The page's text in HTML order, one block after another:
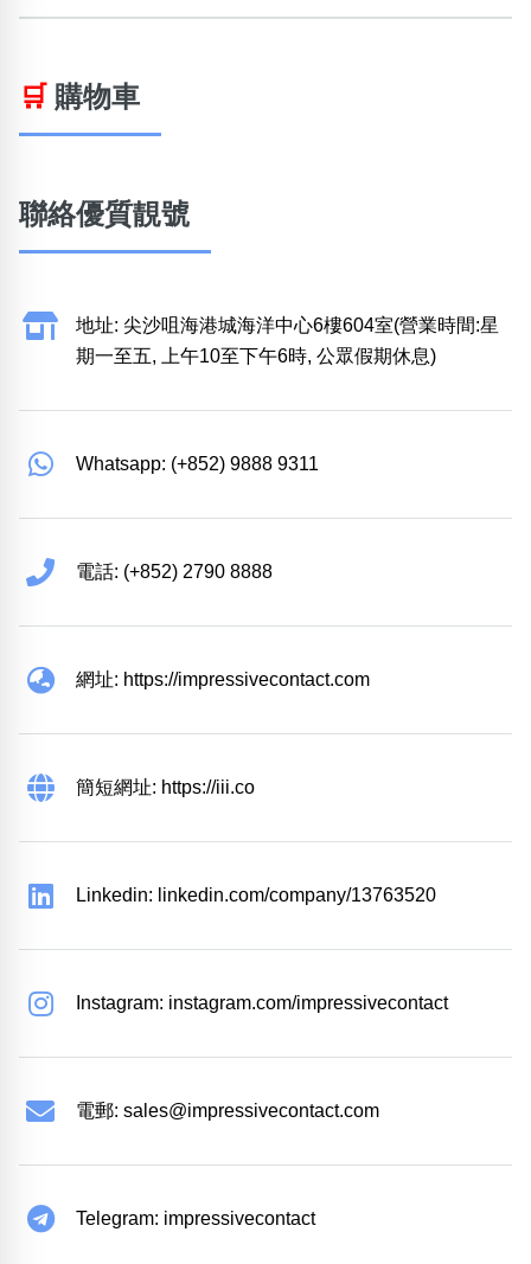
🛒 購物車
聯絡優質靚號
地址: 尖沙咀海港城海洋中心6樓604室(營業時間:星
期一至五, 上午10至下午6時, 公眾假期休息)
Whatsapp: (+852) 9888 9311
電話: (+852) 2790 8888
網址: https://impressivecontact.com
簡短網址: https://iii.co
Linkedin: linkedin.com/company/13763520
Instagram: instagram.com/impressivecontact
電郵: sales@impressivecontact.com
Telegram: impressivecontact